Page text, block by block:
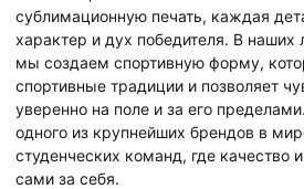
сублимационную печать, каждая
характер и дух победителя. В наших
мы создаем спортивную форму,
спортивные традиции и позволяет
уверенно на поле и за его
одного из крупнейших брендов в
студенческих команд, где качество
сами за себя.